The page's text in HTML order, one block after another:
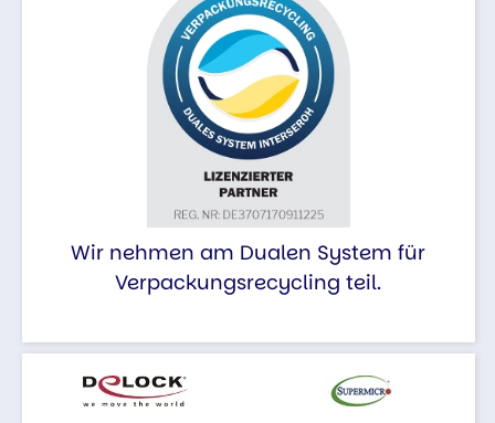
Wir nehmen am Dualen System für
Verpackungsrecycling teil.